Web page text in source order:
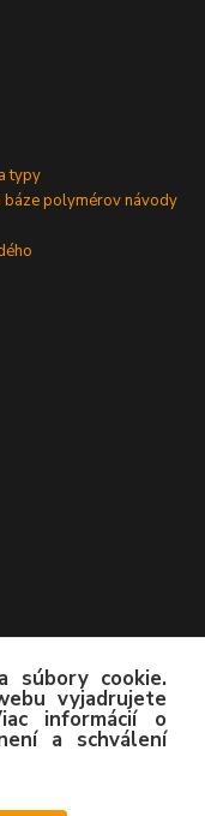
typy
báze polymérov návody
súbory cookie.
vyjadrujete
informácií o
a schválení